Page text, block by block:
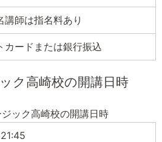
講師は指名料あり
カードまたは銀行振込
ク高崎校の開講日時
ック高崎校の開講日時